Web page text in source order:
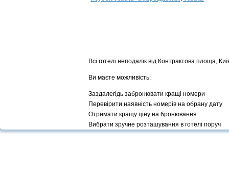
Всі готелі неподалік від Контрактова площа,
Ви маєте можливість:
Заздалегідь забронювати кращі номери
Перевірити наявність номерів на обрану дату
Отримати кращу ціну на бронювання
Вибрати зручне розташування в готелі поруч